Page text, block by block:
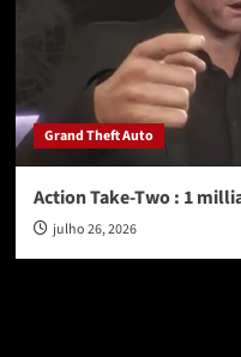
Grand Theft Auto
Action Take-Two : 1
julho 26, 2026